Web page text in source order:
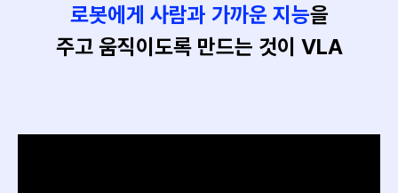
로봇에게 사람과 가까운 지능을
주고 움직이도록 만드는 것이 VLA